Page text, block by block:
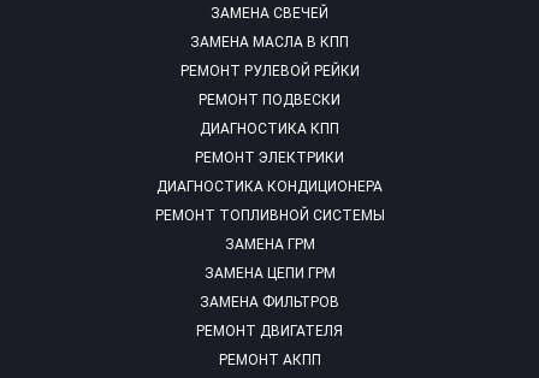
ЗАМЕНА СВЕЧЕЙ
ЗАМЕНА МАСЛА В КПП
РЕМОНТ РУЛЕВОЙ РЕЙКИ
РЕМОНТ ПОДВЕСКИ
ДИАГНОСТИКА КПП
РЕМОНТ ЭЛЕКТРИКИ
ДИАГНОСТИКА КОНДИЦИОНЕРА
РЕМОНТ ТОПЛИВНОЙ СИСТЕМЫ
ЗАМЕНА ГРМ
ЗАМЕНА ЦЕПИ ГРМ
ЗАМЕНА ФИЛЬТРОВ
РЕМОНТ ДВИГАТЕЛЯ
РЕМОНТ АКПП